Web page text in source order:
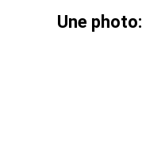
Une photo: